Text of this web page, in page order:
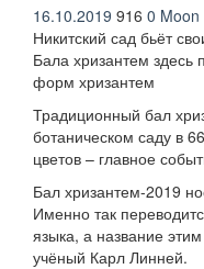
16.10.2019 916 0 Moon
Никитский сад бьёт
Бала хризантем здесь
форм хризантем
Традиционный бал
ботаническом саду в
цветов – главное
Бал хризантем-2019
Именно так
языка, а название
учёный Карл Линней.